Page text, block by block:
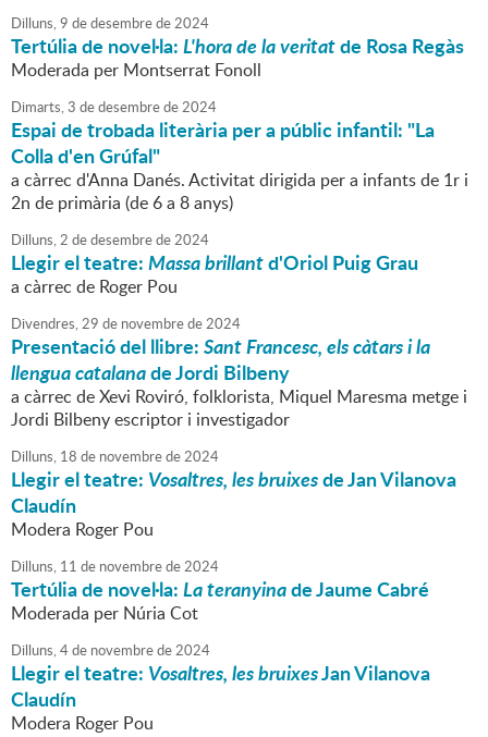
Dilluns,9 dedesembrede2024
Tertúlia de novel·la:L'hora de la veritatde Rosa Regàs
Moderada per Montserrat Fonoll
Dimarts,3 dedesembrede2024
Espai de trobada literària per a públic infantil: "La
Colla d'en Grúfal"
a càrrec d'Anna Danés. Activitat dirigida per a infants de 1r i
2n de primària (de 6 a 8 anys)
Dilluns,2 dedesembrede2024
Llegir el teatre:Massa brillantd'Oriol Puig Grau
a càrrec de Roger Pou
Divendres,29 de novembrede2024
Presentació del llibre:Sant Francesc, els càtars i la
llengua catalanade Jordi Bilbeny
a càrrec de Xevi Roviró, folklorista, Miquel Maresma metge i
Jordi Bilbeny escriptor i investigador
Dilluns, 18 de novembrede2024
Llegir el teatre: Vosaltres, les bruixesde Jan Vilanova
Claudín
Modera Roger Pou
Dilluns, 11 de novembrede2024
Tertúlia de novel·la:La teranyinade Jaume Cabré
Moderada per Núria Cot
Dilluns,4de novembrede2024
Llegir el teatre: Vosaltres, les bruixesJan Vilanova
Claudín
Modera Roger Pou